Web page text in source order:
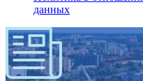
данных